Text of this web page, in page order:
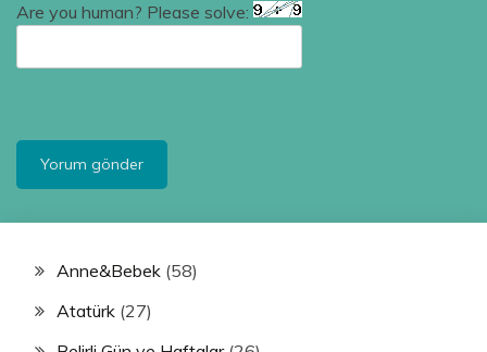
Are you human? Please solve:
Anne&Bebek (58)
Atatürk (27)